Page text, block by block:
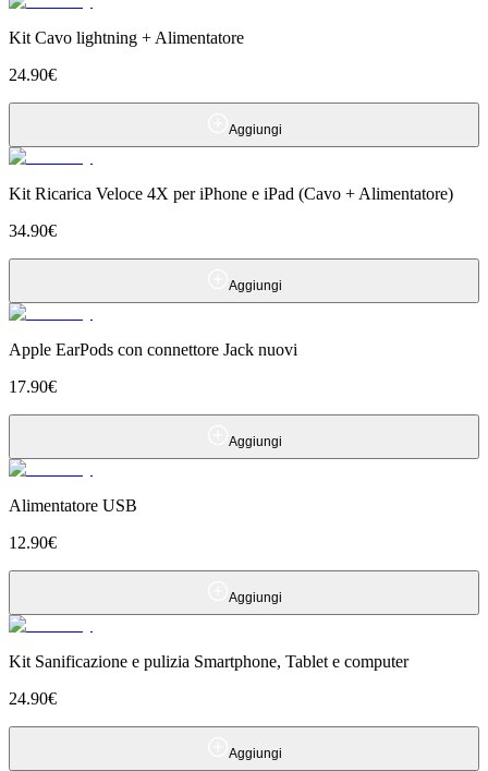
Kit Cavo lightning + Alimentatore
24.90€
Aggiungi
Kit Ricarica Veloce 4X per iPhone e iPad (Cavo + Alimentatore)
34.90€
Aggiungi
Apple EarPods con connettore Jack nuovi
17.90€
Aggiungi
Alimentatore USB
12.90€
Aggiungi
Kit Sanificazione e pulizia Smartphone, Tablet e computer
24.90€
Aggiungi